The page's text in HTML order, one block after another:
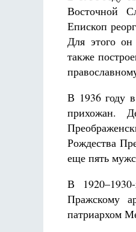
Восточной
Епископ
Для этого он
также
В 1936 году
прихожан.
Рождества
еще пять
В
Пражскому
патриархом